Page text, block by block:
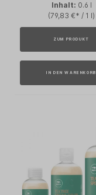
Inhalt: 0.6 l
(79,83 €* / 1 l)
ZUM PRODUKT
IN DEN WARENKORB